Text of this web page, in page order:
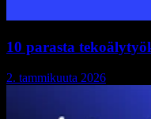
10 parasta
2. tammikuuta 2026